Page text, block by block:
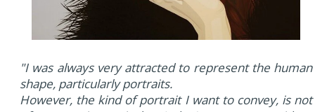
"I was always very attracted to represent the human
shape, particularly portraits.
However, the kind of portrait I want to convey, is not